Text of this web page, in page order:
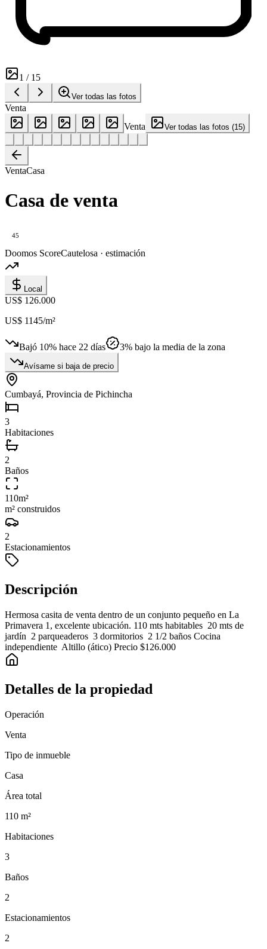
1 / 15
Ver todas las fotos
Venta
Venta
Ver todas las fotos (15)
VentaCasa
Casa de venta
45
Doomos ScoreCautelosa · estimación
Local
US$ 126.000
US$ 1145/m²
Bajó 10% hace 22 días 3% bajo la media de la zona
Avísame si baja de precio
Cumbayá, Provincia de Pichincha
3
Habitaciones
2
Baños
110m²
m² construidos
2
Estacionamientos
Descripción
Hermosa casita de venta dentro de un conjunto pequeño en La
Primavera 1, excelente ubicación. 110 mts habitables 20 mts de
jardín 2 parqueaderos 3 dormitorios 2 1/2 baños Cocina
independiente Altillo (ático) Precio $126.000
Detalles de la propiedad
Operación
Venta
Tipo de inmueble
Casa
Área total
110 m²
Habitaciones
3
Baños
2
Estacionamientos
2